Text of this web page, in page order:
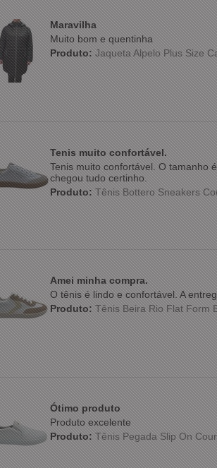
Maravilha
Muito bom e quentinha
Produto:Jaqueta Alpelo Plus Size
Tenis muito confortável.
Tenis muito confortável. O tamanho
chegou tudo certinho.
Produto:Tênis Bottero Sneakers
Amei minha compra.
O tênis é lindo e confortável. A
Produto:Tênis Beira Rio Flat Form
Ótimo produto
Produto excelente
Produto:Tênis Pegada Slip On